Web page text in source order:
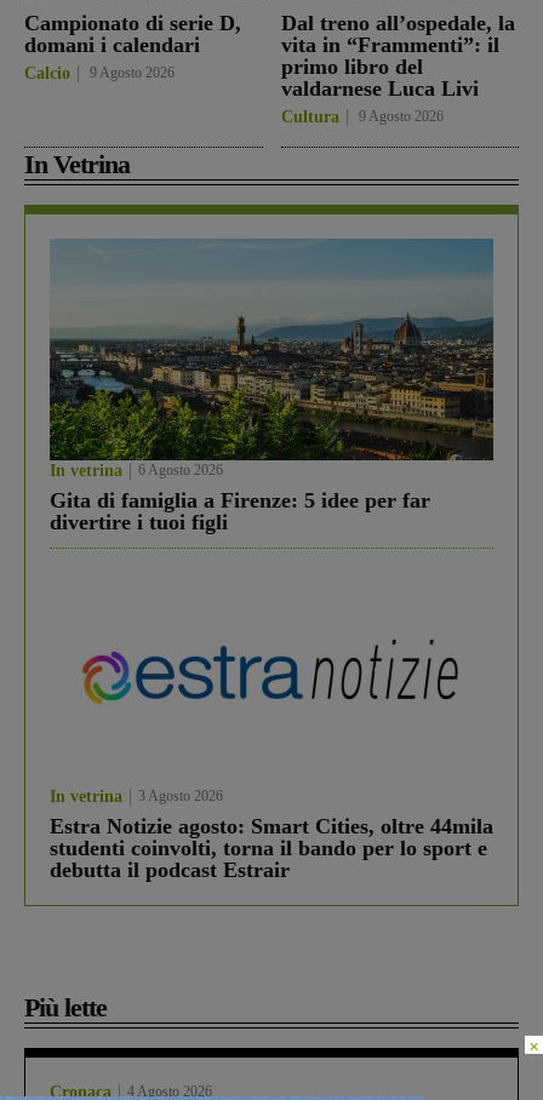
Campionato di serie D,
domani i calendari
Calcio 9 Agosto 2026
Dal treno all’ospedale, la
vita in “Frammenti”: il
primo libro del
valdarnese Luca Livi
Cultura 9 Agosto 2026
In Vetrina
In vetrina 6 Agosto 2026
Gita di famiglia a Firenze: 5 idee per far
divertire i tuoi figli
In vetrina 3 Agosto 2026
Estra Notizie agosto: Smart Cities, oltre 44mila
studenti coinvolti, torna il bando per lo sport e
debutta il podcast Estrair
Più lette
Cronaca 4 Agosto 2026
×